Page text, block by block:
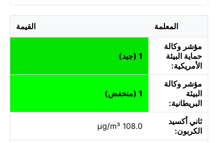
المعلمة القيمة
مؤشر وكالة
حماية البيئة
الأمريكية:
1 (جيد)
مؤشر وكالة
البيئة
البريطانية:
1 (منخفض)
ثاني أكسيد
الكربون:
108.0 µg/m³